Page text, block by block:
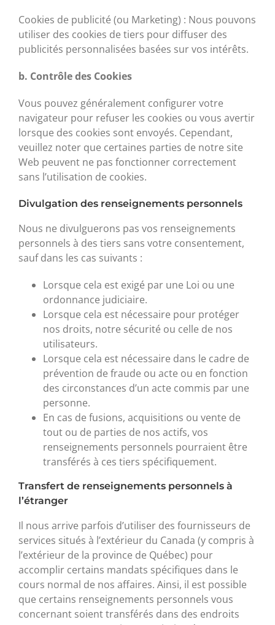
Cookies de publicité (ou Marketing) : Nous pouvons
utiliser des cookies de tiers pour diffuser des
publicités personnalisées basées sur vos intérêts.
b. Contrôle des Cookies
Vous pouvez généralement configurer votre
navigateur pour refuser les cookies ou vous avertir
lorsque des cookies sont envoyés. Cependant,
veuillez noter que certaines parties de notre site
Web peuvent ne pas fonctionner correctement
sans l’utilisation de cookies.
Divulgation des renseignements personnels
Nous ne divulguerons pas vos renseignements
personnels à des tiers sans votre consentement,
sauf dans les cas suivants :
Lorsque cela est exigé par une Loi ou une
ordonnance judiciaire.
Lorsque cela est nécessaire pour protéger
nos droits, notre sécurité ou celle de nos
utilisateurs.
Lorsque cela est nécessaire dans le cadre de
prévention de fraude ou acte ou en fonction
des circonstances d’un acte commis par une
personne.
En cas de fusions, acquisitions ou vente de
tout ou de parties de nos actifs, vos
renseignements personnels pourraient être
transférés à ces tiers spécifiquement.
Transfert de renseignements personnels à
l’étranger
Il nous arrive parfois d’utiliser des fournisseurs de
services situés à l’extérieur du Canada (y compris à
l’extérieur de la province de Québec) pour
accomplir certains mandats spécifiques dans le
cours normal de nos affaires. Ainsi, il est possible
que certains renseignements personnels vous
concernant soient transférés dans des endroits